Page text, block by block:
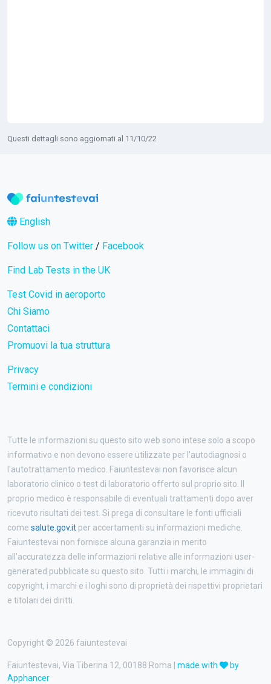
Questi dettagli sono aggiornati al 11/10/22
English
Follow us on Twitter / Facebook
Find Lab Tests in the UK
Test Covid in aeroporto
Chi Siamo
Contattaci
Promuovi la tua struttura
Privacy
Termini e condizioni
Tutte le informazioni su questo sito web sono intese solo a scopo
informativo e non devono essere utilizzate per l'autodiagnosi o
l'autotrattamento medico. Faiuntestevai non favorisce alcun
laboratorio clinico o test di laboratorio offerto sul proprio sito. Il
proprio medico è responsabile di eventuali trattamenti dopo aver
ricevuto risultati dei test. Si prega di consultare le fonti ufficiali
come salute.gov.it per accertamenti su informazioni mediche.
Faiuntestevai non fornisce alcuna garanzia in merito
all'accuratezza delle informazioni relative alle informazioni user-
generated pubblicate su questo sito. Tutti i marchi, le immagini di
copyright, i marchi e i loghi sono di proprietà dei rispettivi proprietari
e titolari dei diritti.
Copyright © 2026 faiuntestevai
Faiuntestevai, Via Tiberina 12, 00188 Roma | made with
by
Apphancer